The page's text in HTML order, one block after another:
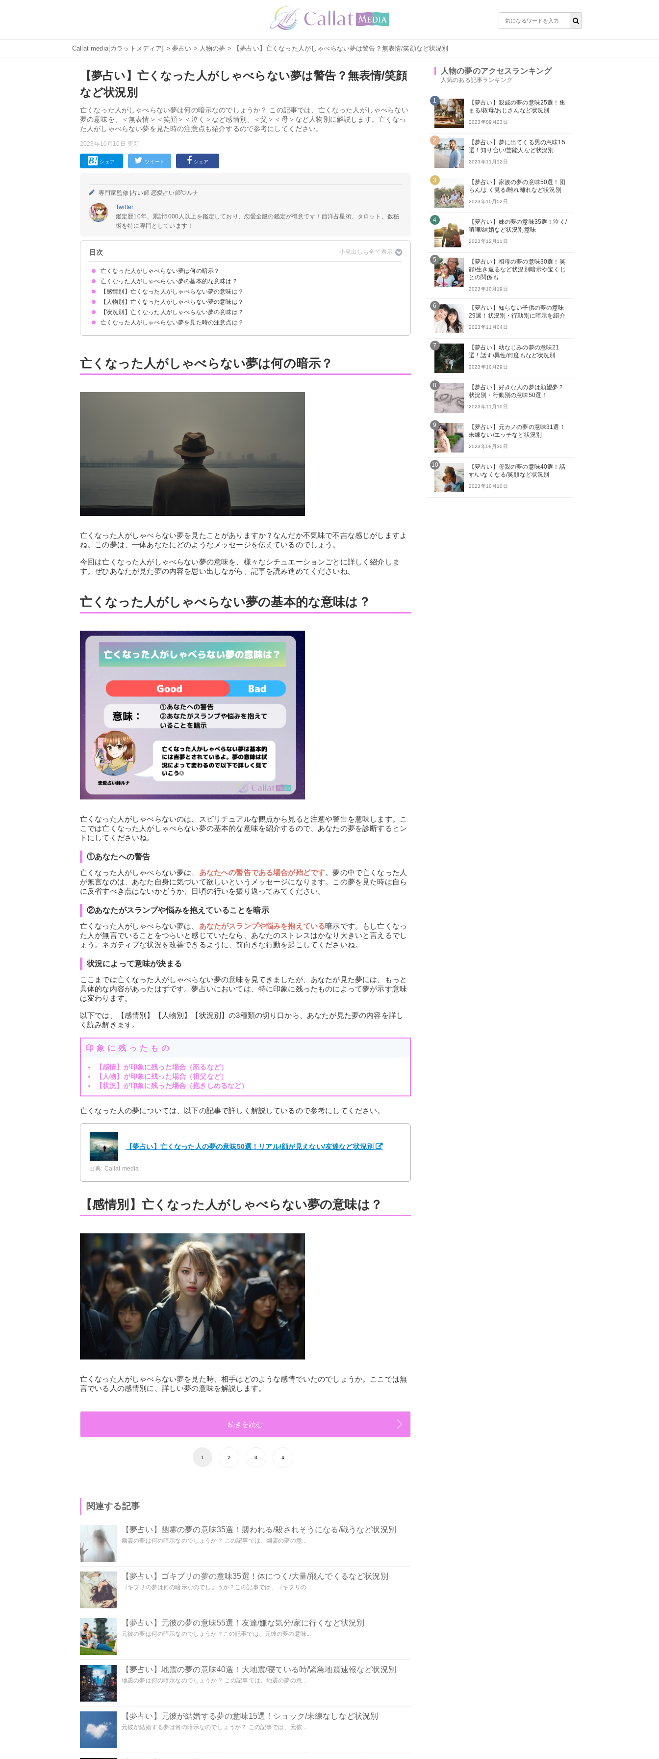
Callat media[カラットメディア] >夢占い > 人物の夢 > 【夢占い】亡くなった人がしゃべらない夢は警告？無表情/笑顔など状況別
【夢占い】亡くなった人がしゃべらない夢は警告？無表情/笑顔
など状況別
亡くなった人がしゃべらない夢は何の暗示なのでしょうか？ この記事では、亡くなった人がしゃべらない
夢の意味を、＜無表情＞＜笑顔＞＜泣く＞など感情別、＜父＞＜母＞など人物別に解説します。亡くなっ
た人がしゃべらない夢を見た時の注意点も紹介するので参考にしてください。
2023年10月10日 更新
シェア ツイート シェア
専門家監修 |占い師 恋愛占い師💘ルナ
Twitter
鑑定歴10年、累計5000人以上を鑑定しており、恋愛全般の鑑定が得意です！西洋占星術、タロット、数秘
術を特に専門としています！
目次
亡くなった人がしゃべらない夢は何の暗示？
亡くなった人がしゃべらない夢の基本的な意味は？
①あなたへの警告
②あなたがスランプや悩みを抱えていることを暗示
状況によって意味が決まる
【感情別】亡くなった人がしゃべらない夢の意味は？
亡くなった人が無言だが笑顔の夢【吉夢】
亡くなった人が無言で泣く夢【警告夢】
亡くなった人が無表情でしゃべらない夢【警告夢】
亡くなった人が怒ってしゃべらない夢【警告夢】
【人物別】亡くなった人がしゃべらない夢の意味は？
亡くなった父がしゃべらない夢【吉夢】
亡くなった母がしゃべらない夢【吉夢】
亡くなった祖父がしゃべらない夢【吉夢】
亡くなった祖母がしゃべらない夢【吉夢】
亡くなった友達がしゃべらない夢【吉夢】
亡くなった恋人がしゃべらない夢【警告】
【状況別】亡くなった人がしゃべらない夢の意味は？
亡くなった人が無言で抱きしめる夢【吉夢】
亡くなった人と無言で食事する夢【吉夢】
亡くなった人が無言で何かをくれる夢【吉夢】
亡くなった人がしゃべらない夢を見た時の注意点は？
亡くなった人がしゃべらない夢は何の暗示？
亡くなった人がしゃべらない夢を見たことがありますか？なんだか不気味で不吉な感じがしますよ
ね。この夢は、一体あなたにどのようなメッセージを伝えているのでしょう。
今回は亡くなった人がしゃべらない夢の意味を、様々なシチュエーションごとに詳しく紹介しま
す。ぜひあなたが見た夢の内容を思い出しながら、記事を読み進めてくださいね。
亡くなった人がしゃべらない夢の基本的な意味は？
亡くなった人がしゃべらないのは、スピリチュアルな観点から見ると注意や警告を意味します。こ
こでは亡くなった人がしゃべらない夢の基本的な意味を紹介するので、あなたの夢を診断するヒン
トにしてくださいね。
①あなたへの警告
亡くなった人がしゃべらない夢は、 あなたへの警告である場合が殆どです。夢の中で亡くなった人
が無言なのは、あなた自身に気づいて欲しいというメッセージになります。この夢を見た時は自ら
に反省すべき点はないかどうか、日頃の行いを振り返ってみてください。
②あなたがスランプや悩みを抱えていることを暗示
亡くなった人がしゃべらない夢は、 あなたがスランプや悩みを抱えている暗示です。もし亡くなっ
た人が無言でいることをつらいと感じていたなら、あなたのストレスはかなり大きいと言えるでし
ょう。ネガティブな状況を改善できるように、前向きな行動を起こしてくださいね。
状況によって意味が決まる
ここまでは亡くなった人がしゃべらない夢の意味を見てきましたが、あなたが見た夢には、もっと
具体的な内容があったはずです。夢占いにおいては、特に印象に残ったものによって夢が示す意味
は変わります。
以下では、【感情別】【人物別】【状況別】の3種類の切り口から、あなたが見た夢の内容を詳し
く読み解きます。
印象に残ったもの
【感情】が印象に残った場合（怒るなど）
【人物】が印象に残った場合（祖父など）
【状況】が印象に残った場合（抱きしめるなど）
亡くなった人の夢については、以下の記事で詳しく解説しているので参考にしてください。
【夢占い】亡くなった人の夢の意味50選！リアル/顔が見えない/友達など状況別
出典: Callat media
【感情別】亡くなった人がしゃべらない夢の意味は？
亡くなった人がしゃべらない夢を見た時、相手はどのような感情でいたのでしょうか。ここでは無
言でいる人の感情別に、詳しい夢の意味を解説します。
続きを読む
1 2 3 4
関連する記事
【夢占い】幽霊の夢の意味35選！襲われる/殺されそうになる/戦うなど状況別
幽霊の夢は何の暗示なのでしょうか？ この記事では、幽霊の夢の意...
【夢占い】ゴキブリの夢の意味35選！体につく/大量/飛んでくるなど状況別
ゴキブリの夢は何の暗示なのでしょうか？この記事では、ゴキブリの...
【夢占い】元彼の夢の意味55選！友達/嫌な気分/家に行くなど状況別
元彼の夢は何の暗示なのでしょうか？この記事では、元彼の夢の意味...
【夢占い】地震の夢の意味40選！大地震/寝ている時/緊急地震速報など状況別
地震の夢は何の暗示なのでしょうか？ この記事では、地震の夢の意...
【夢占い】元彼が結婚する夢の意味15選！ショック/未練なしなど状況別
元彼が結婚する夢は何の暗示なのでしょうか？ この記事では、元彼...
人物の夢のアクセスランキング
人気のある記事ランキング
1
【夢占い】親戚の夢の意味25選！集
まる/叔母/おじさんなど状況別
2023年09月23日
2
【夢占い】夢に出てくる男の意味15
選！知り合い/芸能人など状況別
2023年11月12日
3
【夢占い】家族の夢の意味50選！団
らん/よく見る/離れ離れなど状況別
2023年10月02日
4
【夢占い】妹の夢の意味35選！泣く/
喧嘩/結婚など状況別意味
2023年12月11日
5
【夢占い】祖母の夢の意味30選！笑
顔/生き返るなど状況別暗示や宝くじ
との関係も
2023年10月19日
6
【夢占い】知らない子供の夢の意味
29選！状況別・行動別に暗示を紹介
2023年11月04日
7
【夢占い】幼なじみの夢の意味21
選！話す/異性/何度もなど状況別
2023年10月29日
8
【夢占い】好きな人の夢は願望夢？
状況別・行動別の意味50選！
2023年11月10日
9
【夢占い】元カノの夢の意味31選！
未練ない/エッチなど状況別
2023年08月30日
10
【夢占い】母親の夢の意味40選！話
す/いなくなる/笑顔など状況別
2023年10月10日